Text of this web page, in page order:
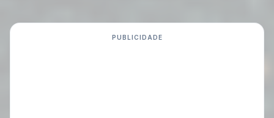
PUBLICIDADE